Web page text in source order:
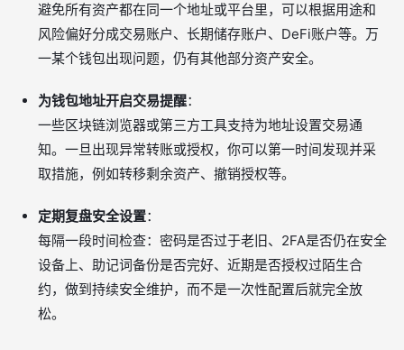
避免所有资产都在同一个地址或平台里，可以根据用途和
风险偏好分成交易账户、长期储存账户、DeFi账户等。万
一某个钱包出现问题，仍有其他部分资产安全。
为钱包地址开启交易提醒：
一些区块链浏览器或第三方工具支持为地址设置交易通
知。一旦出现异常转账或授权，你可以第一时间发现并采
取措施，例如转移剩余资产、撤销授权等。
定期复盘安全设置：
每隔一段时间检查：密码是否过于老旧、2FA是否仍在安全
设备上、助记词备份是否完好、近期是否授权过陌生合
约，做到持续安全维护，而不是一次性配置后就完全放
松。